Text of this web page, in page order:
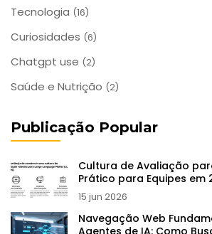
Tecnologia (16)
Curiosidades (6)
Chatgpt use (2)
Saúde e Nutrição (2)
Publicação Popular
Cultura de Avaliação
Prático para Equipes em
15 jun 2026
Navegação Web
Agentes de IA: Como